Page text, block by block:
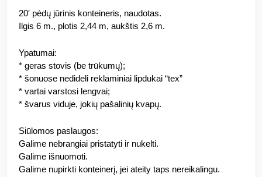
20′ pėdų jūrinis konteineris, naudotas.
Ilgis 6 m., plotis 2,44 m, aukštis 2,6 m.
Ypatumai:
* geras stovis (be trūkumų);
* šonuose nedideli reklaminiai lipdukai “tex”
* vartai varstosi lengvai;
* švarus viduje, jokių pašalinių kvapų.
Siūlomos paslaugos:
Galime nebrangiai pristatyti ir nukelti.
Galime išnuomoti.
Galime nupirkti konteinerį, jei ateity taps nereikalingu.